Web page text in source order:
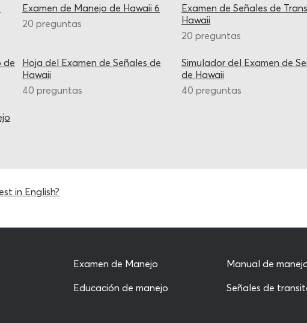
Examen de Manejo de Hawaii 6
20 preguntas
Examen de Señales de
Hawaii
20 preguntas
de
Hoja del Examen de Señales de
Hawaii
40 preguntas
Simulador del Examen de
de Hawaii
40 preguntas
in English?
Examen de Manejo
Educación de manejo
Manual de
Señales de